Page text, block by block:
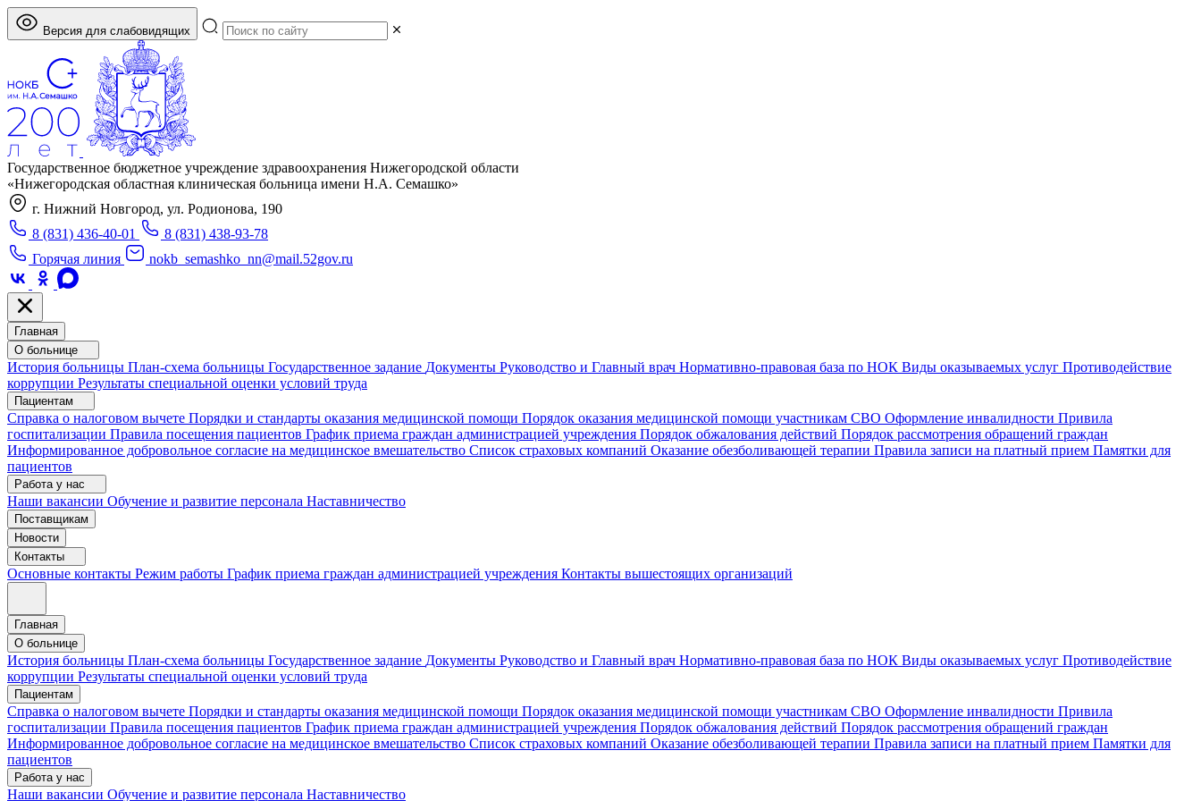
Версия для слабовидящих
Государственное бюджетное учреждение здравоохранения Нижегородской области
«Нижегородская областная клиническая больница имени Н.А. Семашко»
г. Нижний Новгород, ул. Родионова, 190
8 (831) 436-40-01
8 (831) 438-93-78
Горячая линия
nokb_semashko_nn@mail.52gov.ru
Главная
О больнице
История больницы План-схема больницы Государственное задание Документы Руководство и Главный врач Нормативно-правовая база по НОК Виды оказываемых услуг Противодействие
коррупции Результаты специальной оценки условий труда
Пациентам
Справка о налоговом вычете Порядки и стандарты оказания медицинской помощи Порядок оказания медицинской помощи участникам СВО Оформление инвалидности Привила
госпитализации Правила посещения пациентов График приема граждан администрацией учреждения Порядок обжалования действий Порядок рассмотрения обращений граждан
Информированное добровольное согласие на медицинское вмешательство Список страховых компаний Оказание обезболивающей терапии Правила записи на платный прием Памятки для
пациентов
Работа у нас
Наши вакансии Обучение и развитие персонала Наставничество
Поставщикам
Новости
Контакты
Основные контакты Режим работы График приема граждан администрацией учреждения Контакты вышестоящих организаций
Главная
О больнице
История больницы План-схема больницы Государственное задание Документы Руководство и Главный врач Нормативно-правовая база по НОК Виды оказываемых услуг Противодействие
коррупции Результаты специальной оценки условий труда
Пациентам
Справка о налоговом вычете Порядки и стандарты оказания медицинской помощи Порядок оказания медицинской помощи участникам СВО Оформление инвалидности Привила
госпитализации Правила посещения пациентов График приема граждан администрацией учреждения Порядок обжалования действий Порядок рассмотрения обращений граждан
Информированное добровольное согласие на медицинское вмешательство Список страховых компаний Оказание обезболивающей терапии Правила записи на платный прием Памятки для
пациентов
Работа у нас
Наши вакансии Обучение и развитие персонала Наставничество